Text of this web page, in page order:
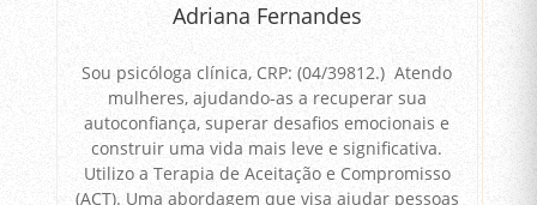
Adriana Fernandes
Sou psicóloga clínica, CRP: (04/39812.) Atendo
mulheres, ajudando-as a recuperar sua
autoconfiança, superar desafios emocionais e
construir uma vida mais leve e significativa.
Utilizo a Terapia de Aceitação e Compromisso
(ACT). Uma abordagem que visa ajudar pessoas